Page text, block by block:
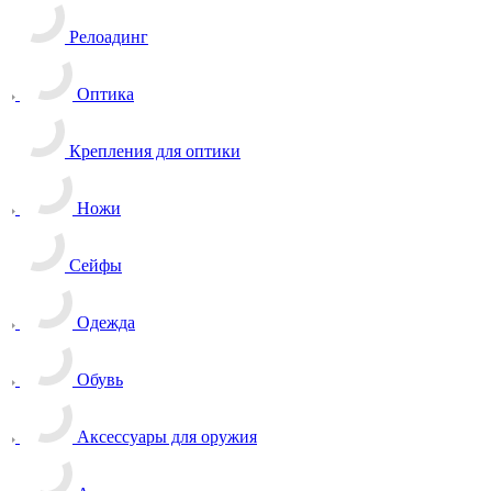
Релоадинг
Оптика
Крепления для оптики
Ножи
Сейфы
Одежда
Обувь
Аксессуары для оружия